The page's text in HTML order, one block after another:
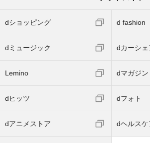
dショッピング d fashion
dミュージック dカーシェ
Lemino dマガジン
dヒッツ dフォト
dアニメストア dヘルスケ